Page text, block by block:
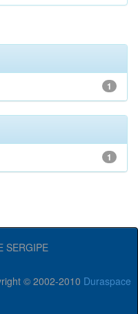
1
1
SERGIPE
© 2002-2010 Duraspace